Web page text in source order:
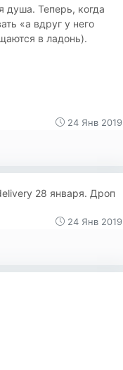
душа. Теперь, когда
«а вдруг у него
в ладонь).
24 Янв 2019
28 января. Дроп
24 Янв 2019